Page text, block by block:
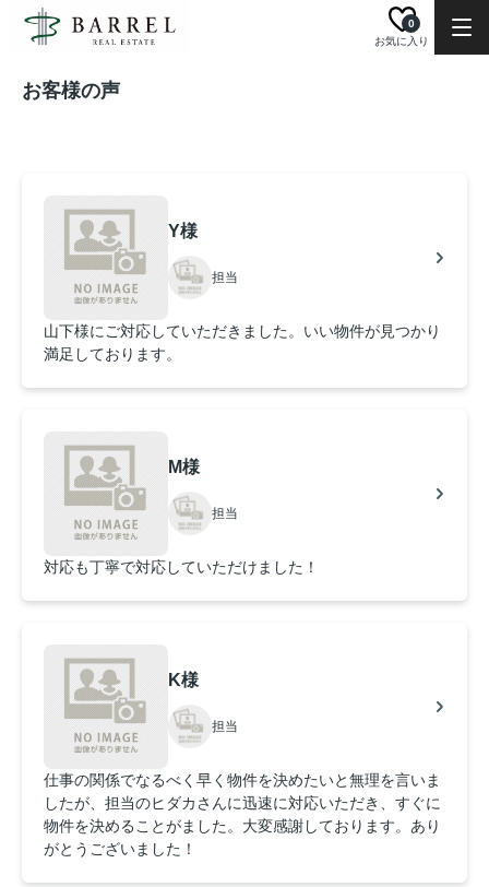
お気に入り
0
お客様の声
Y様
担当
山下様にご対応していただきました。いい物件が見つかり
満足しております。
M様
担当
対応も丁寧で対応していただけました！
K様
担当
仕事の関係でなるべく早く物件を決めたいと無理を言いま
したが、担当のヒダカさんに迅速に対応いただき、すぐに
物件を決めることがました。大変感謝しております。あり
がとうございました！